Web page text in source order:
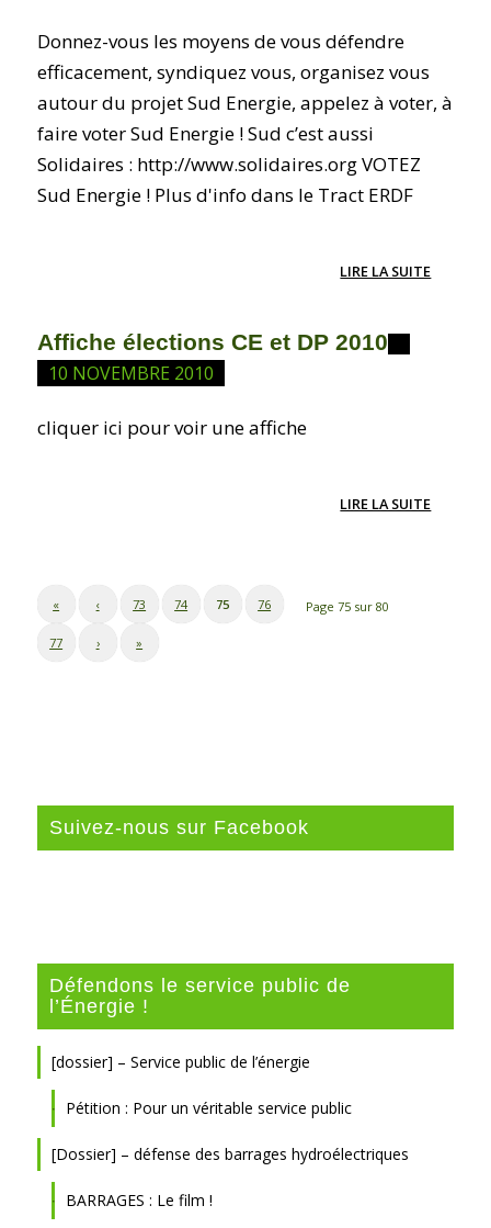
Donnez-vous les moyens de vous défendre
efficacement, syndiquez vous, organisez vous
autour du projet Sud Energie, appelez à voter, à
faire voter Sud Energie ! Sud c’est aussi
Solidaires : http://www.solidaires.org VOTEZ
Sud Energie ! Plus d'info dans le Tract ERDF
LIRE LA SUITE
Affiche élections CE et DP 2010
10 NOVEMBRE 2010
cliquer ici pour voir une affiche
LIRE LA SUITE
Page 75 sur 80
« ‹ 73 74 75 76
77 › »
Suivez-nous sur Facebook
Défendons le service public de
l’Énergie !
[dossier] – Service public de l’énergie
Pétition : Pour un véritable service public
[Dossier] – défense des barrages hydroélectriques
BARRAGES : Le film !